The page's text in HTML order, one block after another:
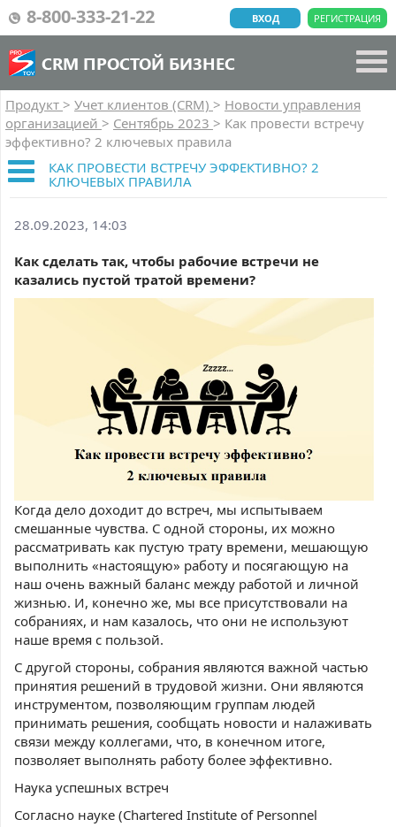
8-800-333-21-22 РЕГИСТРАЦИЯ
ВХОД
CRM ПРОСТОЙ БИЗНЕС
Продукт > Учет клиентов (CRM) > Новости управления
организацией > Сентябрь 2023 > Как провести встречу
эффективно? 2 ключевых правила
КАК ПРОВЕСТИ ВСТРЕЧУ ЭФФЕКТИВНО? 2
КЛЮЧЕВЫХ ПРАВИЛА
28.09.2023, 14:03
Как сделать так, чтобы рабочие встречи не
казались пустой тратой времени?
Когда дело доходит до встреч, мы испытываем
смешанные чувства. С одной стороны, их можно
рассматривать как пустую трату времени, мешающую
выполнить «настоящую» работу и посягающую на
наш очень важный баланс между работой и личной
жизнью. И, конечно же, мы все присутствовали на
собраниях, и нам казалось, что они не используют
наше время с пользой.
С другой стороны, собрания являются важной частью
принятия решений в трудовой жизни. Они являются
инструментом, позволяющим группам людей
принимать решения, сообщать новости и налаживать
связи между коллегами, что, в конечном итоге,
позволяет выполнять работу более эффективно.
Наука успешных встреч
Согласно науке (Chartered Institute of Personnel